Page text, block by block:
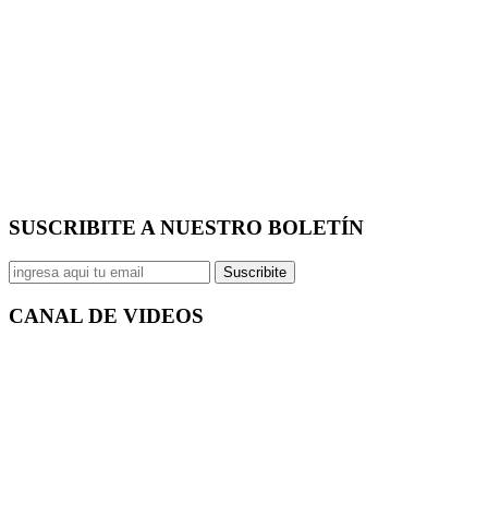
SUSCRIBITE A NUESTRO BOLETÍN
Suscribite
CANAL DE VIDEOS